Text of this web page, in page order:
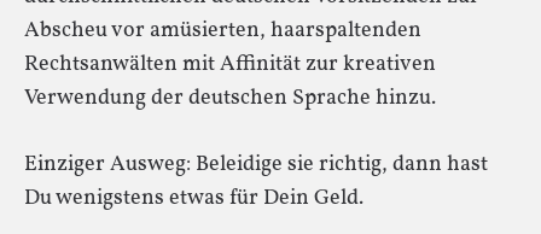
Abscheu vor amüsierten, haarspaltenden
Rechtsanwälten mit Affinität zur kreativen
Verwendung der deutschen Sprache hinzu.
Einziger Ausweg: Beleidige sie richtig, dann hast
Du wenigstens etwas für Dein Geld.